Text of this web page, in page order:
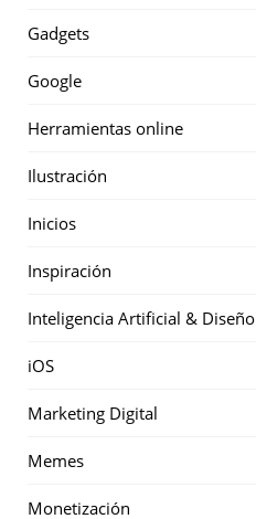
Gadgets
Google
Herramientas online
Ilustración
Inicios
Inspiración
Inteligencia Artificial & Diseño
iOS
Marketing Digital
Memes
Monetización